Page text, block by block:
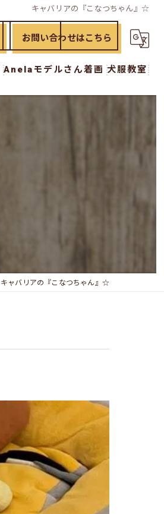
キャバリアの『こなつちゃん』☆
お問い合わせはこちら
Anelaモデルさん着画 犬服教室
キャバリアの『こなつちゃん』☆